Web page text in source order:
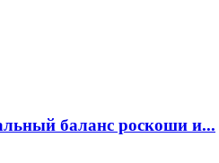
баланс роскоши и...